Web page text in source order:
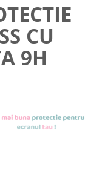
CU
9H